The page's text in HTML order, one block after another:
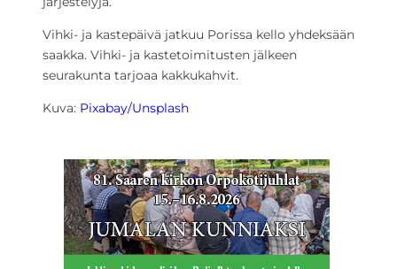
Vihki- ja kastepäivä jatkuu Porissa kello yhdeksään
saakka. Vihki- ja kastetoimitusten jälkeen
seurakunta tarjoaa kakkukahvit.
Kuva: Pixabay/Unsplash